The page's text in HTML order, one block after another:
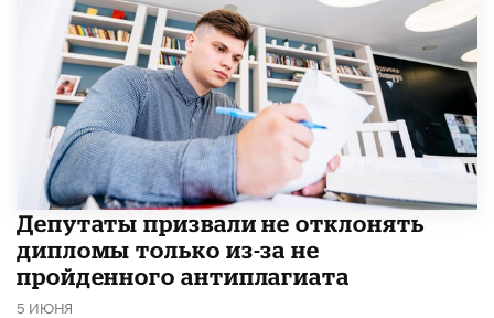
Депутаты призвали не отклонять
дипломы только из-за не
пройденного антиплагиата
5 ИЮНЯ